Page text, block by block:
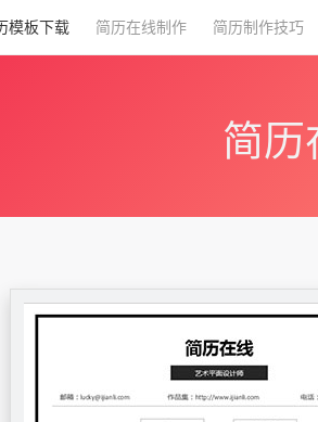
模板下载 简历在线制作 简历制作技巧
简历